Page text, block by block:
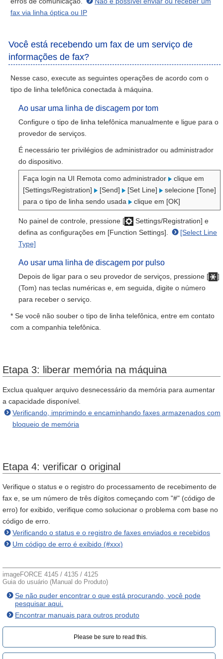
fax via linha óptica ou IP
Você está recebendo um fax de um serviço de
informações de fax?
Nesse caso, execute as seguintes operações de acordo com o
tipo de linha telefônica conectada à máquina.
Ao usar uma linha de discagem por tom
Configure o tipo de linha telefônica manualmente e ligue para o
provedor de serviços.
É necessário ter privilégios de administrador ou administrador
do dispositivo.
Faça login na UI Remota como administrador
clique em
[Settings/Registration]
[Send] [Set Line]
selecione [Tone]
para o tipo de linha sendo usada
clique em [OK]
No painel de controle, pressione [
Settings/Registration] e
defina as configurações em [Function Settings].
[Select Line
Type]
Ao usar uma linha de discagem por pulso
Depois de ligar para o seu provedor de serviços, pressione [
]
(Tom) nas teclas numéricas e, em seguida, digite o número
para receber o serviço.
* Se você não souber o tipo de linha telefônica, entre em contato
com a companhia telefônica.
Etapa 3: liberar memória na máquina
Exclua qualquer arquivo desnecessário da memória para aumentar
a capacidade disponível.
Verificando, imprimindo e encaminhando faxes armazenados com
bloqueio de memória
Etapa 4: verificar o original
Verifique o status e o registro do processamento de recebimento de
fax e, se um número de três dígitos começando com "#" (código de
erro) for exibido, verifique como solucionar o problema com base no
código de erro.
Verificando o status e o registro de faxes enviados e recebidos
Um código de erro é exibido (#xxx)
imageFORCE 4145 / 4135 / 4125
Guia do usuário (Manual do Produto)
Se não puder encontrar o que está procurando, você pode
pesquisar aqui.
Encontrar manuais para outros produto
Please be sure to read this.‎